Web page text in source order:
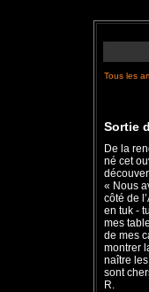
Tous les
Sortie
De la
né cet
« Nous
côté de
en tuk -
mes
de mes
montrer
naître
sont
R.